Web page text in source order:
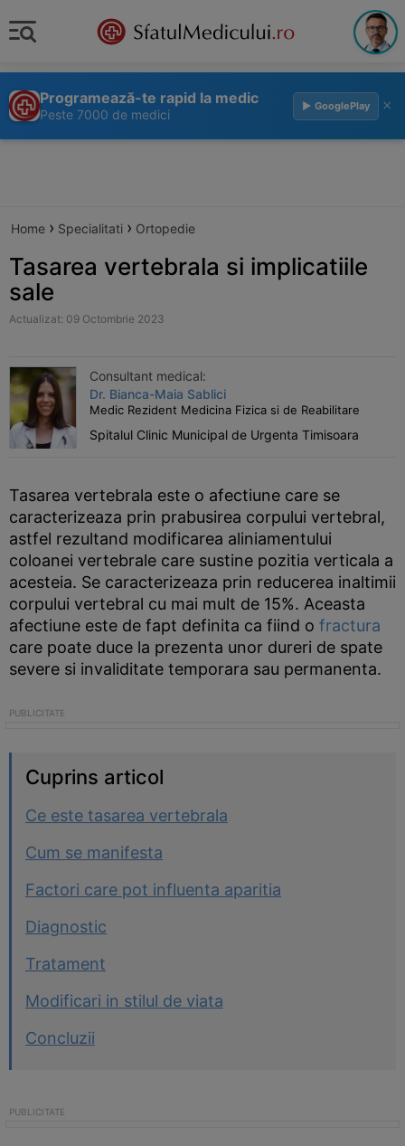
Programează-te rapid la medic
Peste 7000 de medici
▶ GooglePlay ×
Home › Specialitati › Ortopedie
Tasarea vertebrala si implicatiile
sale
Actualizat: 09 Octombrie 2023
Consultant medical:
Dr. Bianca-Maia Sablici
Medic Rezident Medicina Fizica si de Reabilitare
Spitalul Clinic Municipal de Urgenta Timisoara
Tasarea vertebrala este o afectiune care se
caracterizeaza prin prabusirea corpului vertebral,
astfel rezultand modificarea aliniamentului
coloanei vertebrale care sustine pozitia verticala a
acesteia. Se caracterizeaza prin reducerea inaltimii
corpului vertebral cu mai mult de 15%. Aceasta
afectiune este de fapt definita ca fiind o fractura
care poate duce la prezenta unor dureri de spate
severe si invaliditate temporara sau permanenta.
Cuprins articol
Ce este tasarea vertebrala
Cum se manifesta
Factori care pot influenta aparitia
Diagnostic
Tratament
Modificari in stilul de viata
Concluzii